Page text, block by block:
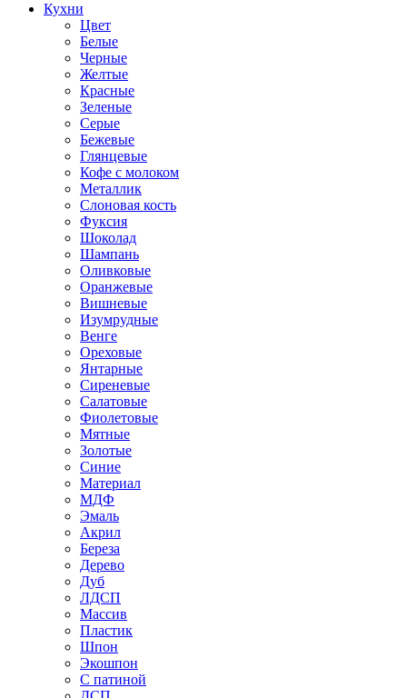
Кухни
Цвет
Белые
Черные
Желтые
Красные
Зеленые
Серые
Бежевые
Глянцевые
Кофе с молоком
Металлик
Слоновая кость
Фуксия
Шоколад
Шампань
Оливковые
Оранжевые
Вишневые
Изумрудные
Венге
Ореховые
Янтарные
Сиреневые
Салатовые
Фиолетовые
Мятные
Золотые
Синие
Материал
МДФ
Эмаль
Акрил
Береза
Дерево
Дуб
ЛДСП
Массив
Пластик
Шпон
Экошпон
С патиной